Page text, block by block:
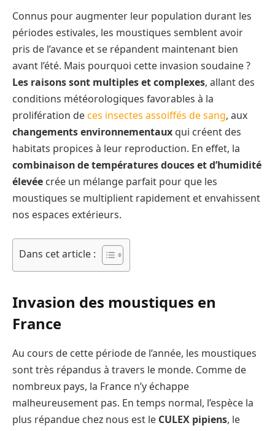
Connus pour augmenter leur population durant les
périodes estivales, les moustiques semblent avoir
pris de l’avance et se répandent maintenant bien
avant l’été. Mais pourquoi cette invasion soudaine ?
Les raisons sont multiples et complexes, allant des
conditions météorologiques favorables à la
prolifération deces insectes assoiffés de sang, aux
changements environnementaux qui créent des
habitats propices à leur reproduction. En effet, la
combinaison de températures douces et d’humidité
élevée crée un mélange parfait pour que les
moustiques se multiplient rapidement et envahissent
nos espaces extérieurs.
Dans cet article :
Invasion des moustiques en
France
Au cours de cette période de l’année, les moustiques
sont très répandus à travers le monde. Comme de
nombreux pays, la France n’y échappe
malheureusement pas. En temps normal, l’espèce la
plus répandue chez nous est le CULEX pipiens, le